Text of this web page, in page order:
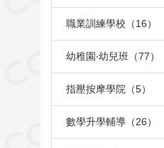
職業訓練學校（16）
幼稚園‧幼兒班（77）
指壓按摩學院（5）
數學升學輔導（26）